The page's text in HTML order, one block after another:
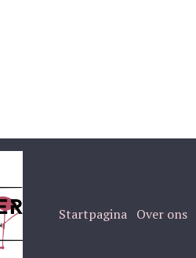
Startpagina Over ons